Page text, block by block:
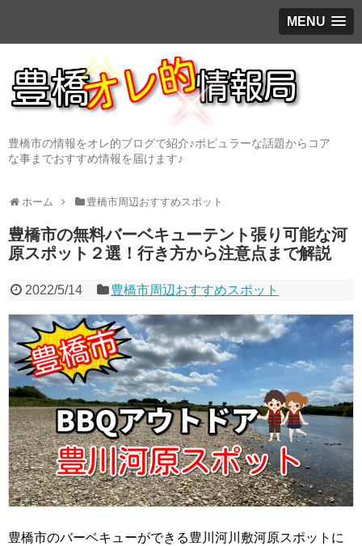
MENU
豊橋市の情報をオレ的ブログで紹介♪ポピュラーな話題からコア
な事までおすすめ情報を届けます♪
ホーム 豊橋市周辺おすすめスポット
豊橋市の無料バーベキューテント張り可能な河
原スポット２選！行き方から注意点まで解説
2022/5/14 豊橋市周辺おすすめスポット
豊橋市のバーベキューができる豊川河川敷河原スポットに